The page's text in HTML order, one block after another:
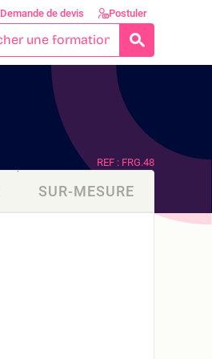
Demande de devis Postuler
REF : FRG.48
SUR-MESURE